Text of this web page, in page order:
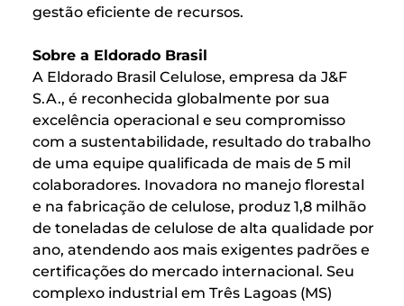
gestão eficiente de recursos.
Sobre a Eldorado Brasil
A Eldorado Brasil Celulose, empresa da J&F
S.A., é reconhecida globalmente por sua
excelência operacional e seu compromisso
com a sustentabilidade, resultado do trabalho
de uma equipe qualificada de mais de 5 mil
colaboradores. Inovadora no manejo florestal
e na fabricação de celulose, produz 1,8 milhão
de toneladas de celulose de alta qualidade por
ano, atendendo aos mais exigentes padrões e
certificações do mercado internacional. Seu
complexo industrial em Três Lagoas (MS)